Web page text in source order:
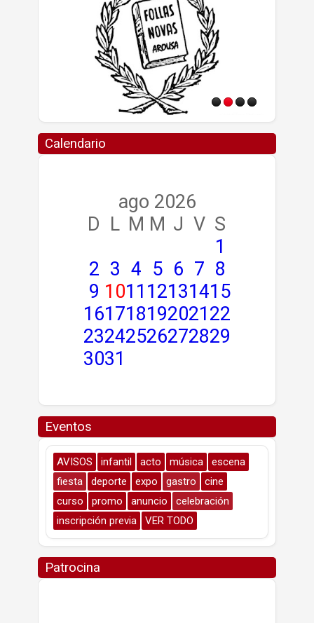
Calendario
ago 2026
D L M M J V S
1
2 3 4 5 6 7 8
9 1011 12131415
16171819202122
23242526272829
3031
Eventos
AVISOS infantil acto música
escena
fiesta
deporte expo gastro
cine
curso
promo anuncio
celebración
inscripción previa
VER TODO
Patrocina